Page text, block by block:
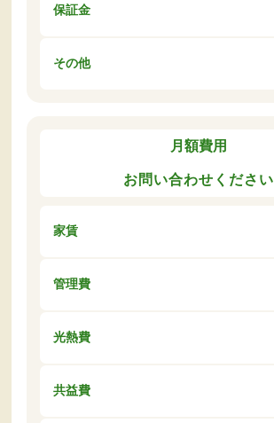
保証金
その他
月額費用
お問い合わせください
家賃
管理費
光熱費
共益費